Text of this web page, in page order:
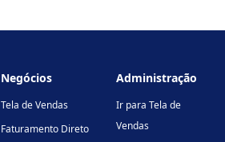
Negócios
Tela de Vendas
Faturamento Direto
Administração
Ir para Tela de
Vendas